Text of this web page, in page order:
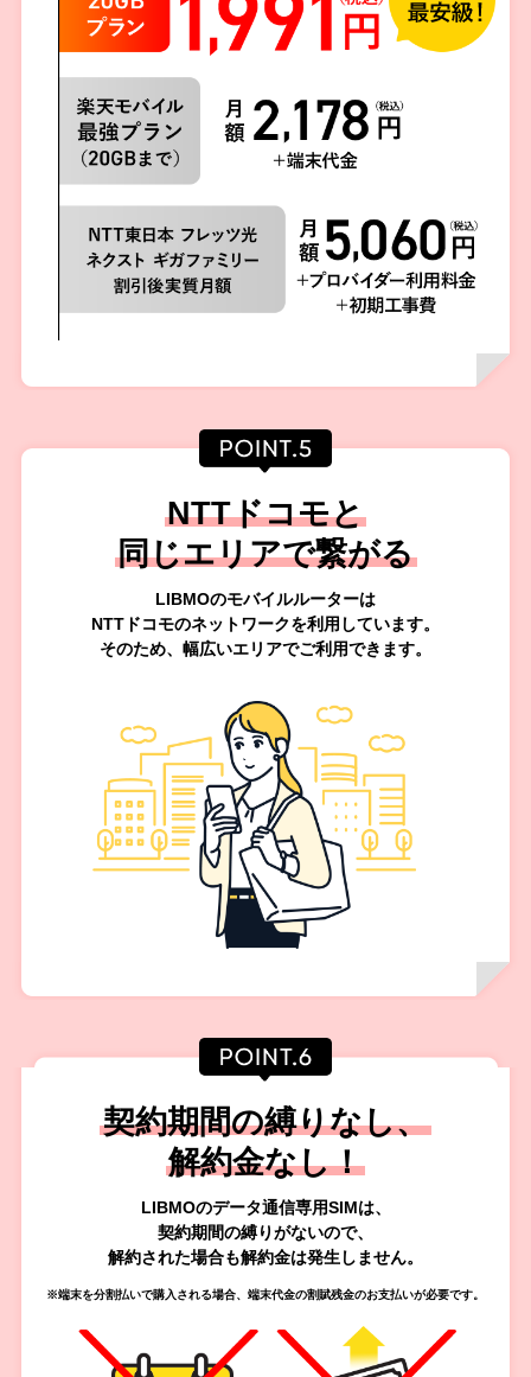
NTTドコモと
同じエリアで繋がる
LIBMOのモバイルルーターは
NTTドコモのネットワークを利用しています。
そのため、幅広いエリアでご利用できます。
契約期間の縛りなし、
解約金なし！
LIBMOのデータ通信専用SIMは、
契約期間の縛りがないので、
解約された場合も解約金は発生しません。
端末を分割払いで購入される場合、端末代金の割賦残金のお支払いが必要です。